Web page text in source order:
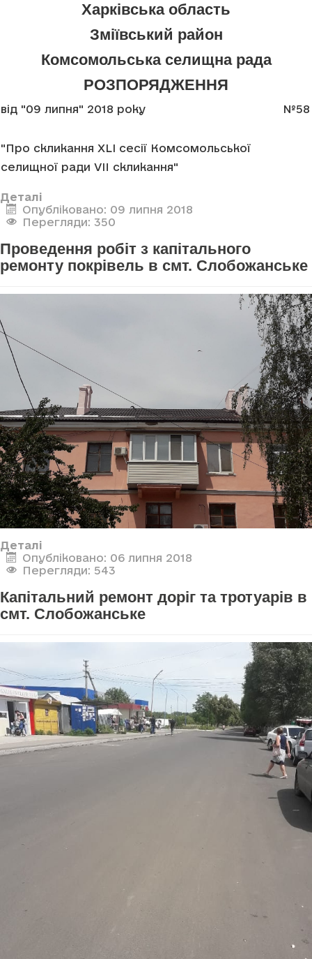
Харківська область
Зміївський район
Комсомольська селищна рада
РОЗПОРЯДЖЕННЯ
від "09 липня" 2018 року №58
"Про скликання XLI сесії Комсомольської
селищної ради VII скликання"
Деталі
Опубліковано: 09 липня 2018
Перегляди: 350
Проведення робіт з капітального
ремонту покрівель в смт. Слобожанське
Деталі
Опубліковано: 06 липня 2018
Перегляди: 543
Капітальний ремонт доріг та тротуарів в
смт. Слобожанське